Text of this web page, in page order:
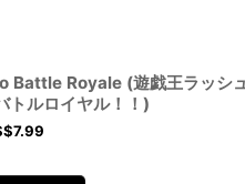
Royale (遊戯王ラッシ
ルロイヤル！！)
7.99